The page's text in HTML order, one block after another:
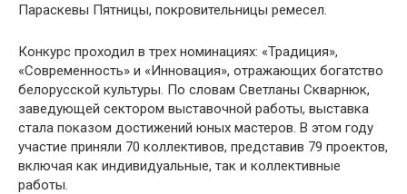
Параскевы Пятницы, покровительницы ремесел.
Конкурс проходил в трех номинациях: «Традиция»,
«Современность» и «Инновация», отражающих богатство
белорусской культуры. По словам Светланы Скварнюк,
заведующей сектором выставочной работы, выставка
стала показом достижений юных мастеров. В этом году
участие приняли 70 коллективов, представив 79 проектов,
включая как индивидуальные, так и коллективные
работы.